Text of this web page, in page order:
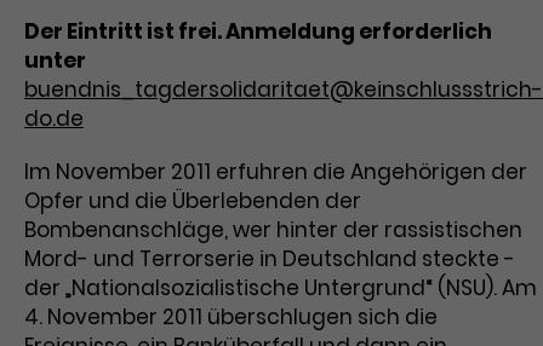
und es wird Zugang zu
Name cookie_optin
Anbieter TYPO3
Laufzeit 1 Monat
Enthält die gewählten Tracking-
Laufzeit 2 Jahre
Zweck
Dieses Cookie wird von Google
Besucher*innen-, Sitzungs- und
Kampagnendaten zu berechnen
und die Nutzung der Website für
den Analysebericht der Website zu
verfolgen. Die Cookies speichern
Informationen anonym und weisen
eine zufallsgenerierte Nummer zu,
Marketing
Diese Gruppe beinhaltet alle Scripte, die es uns
ermöglichen die Leistung unserer
Werbekampagnen zu analysieren und
Conversions zu messen. Außerdem helfen sie
Name
_gcl_au
Anbieter Google Ads
Laufzeit 3 Monate
Cookie-Informationen
Der Eintritt ist frei. Anmeldung erforderlich
unter
buendnis_tagdersolidaritaet@keinschlussstrich-
do.de
Im November 2011 erfuhren die Angehörigen der
Opfer und die Überlebenden der
Bombenanschläge, wer hinter der rassistischen
Mord- und Terrorserie in Deutschland steckte -
der „Nationalsozialistische Untergrund“ (NSU). Am
4. November 2011 überschlugen sich die